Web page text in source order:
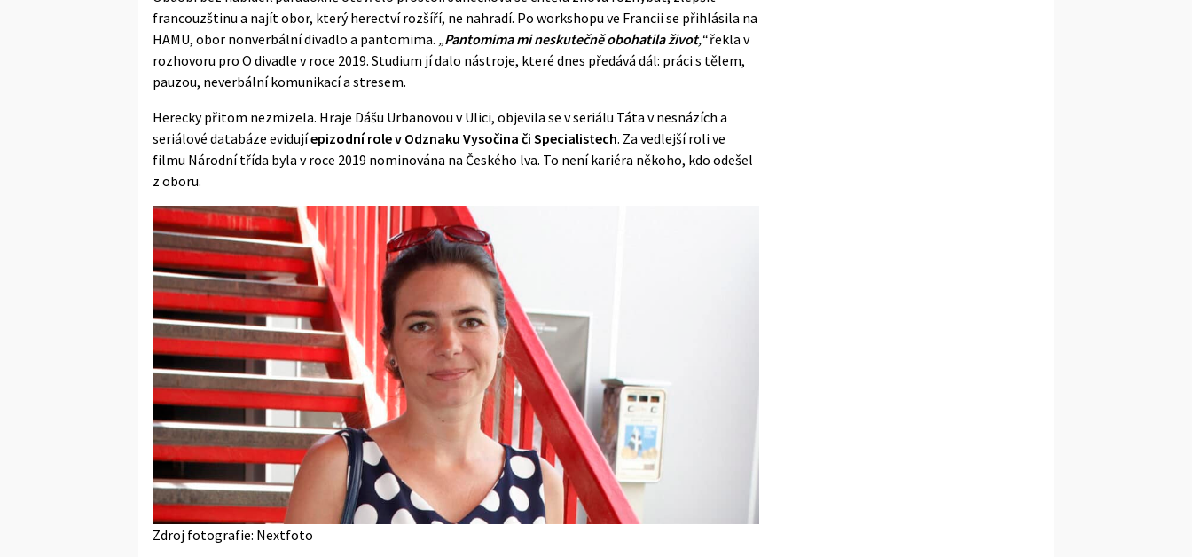
francouzštinu a najít obor, který herectví rozšíří, ne nahradí. Po workshopu ve Francii se přihlásila na
HAMU, obor nonverbální divadlo a pantomima. „Pantomima mi neskutečně obohatila život,“řekla v
rozhovoru pro O divadle v roce 2019. Studium jí dalo nástroje, které dnes předává dál: práci s tělem,
pauzou, neverbální komunikací a stresem.
Herecky přitom nezmizela. Hraje Dášu Urbanovou v Ulici, objevila se v seriálu Táta v nesnázích a
seriálové databáze evidujíepizodní role v Odznaku Vysočina či Specialistech. Za vedlejší roli ve
filmu Národní třída byla v roce 2019 nominována na Českého lva. To není kariéra někoho, kdo odešel
z oboru.
Zdroj fotografie: Nextfoto